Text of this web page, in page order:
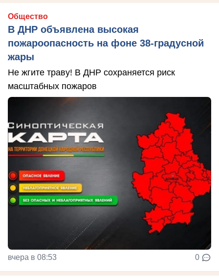
Общество
В ДНР объявлена высокая
пожароопасность на фоне 38-градусной
жары
Не жгите траву! В ДНР сохраняется риск
масштабных пожаров
вчера в 08:53 0